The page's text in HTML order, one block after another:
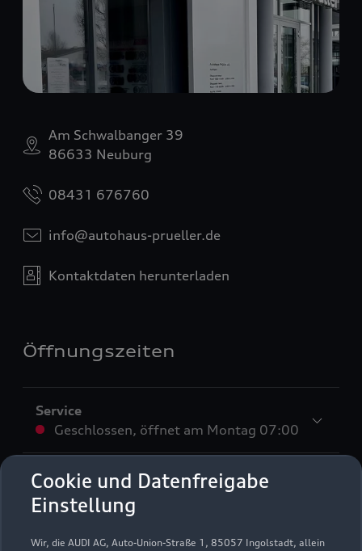
Cookie und Datenfreigabe
Einstellung
Wir, die AUDI AG, Auto-Union-Straße 1, 85057 Ingolstadt, allein
Am Schwalbanger 39
86633 Neuburg
08431 676760
info@autohaus-prueller.de
Kontaktdaten herunterladen
Öffnungszeiten
Service
Geschlossen, öffnet am Montag 07:00
Teile & Zubehörverkauf
Geschlossen
Montag 07:30
Verkauf